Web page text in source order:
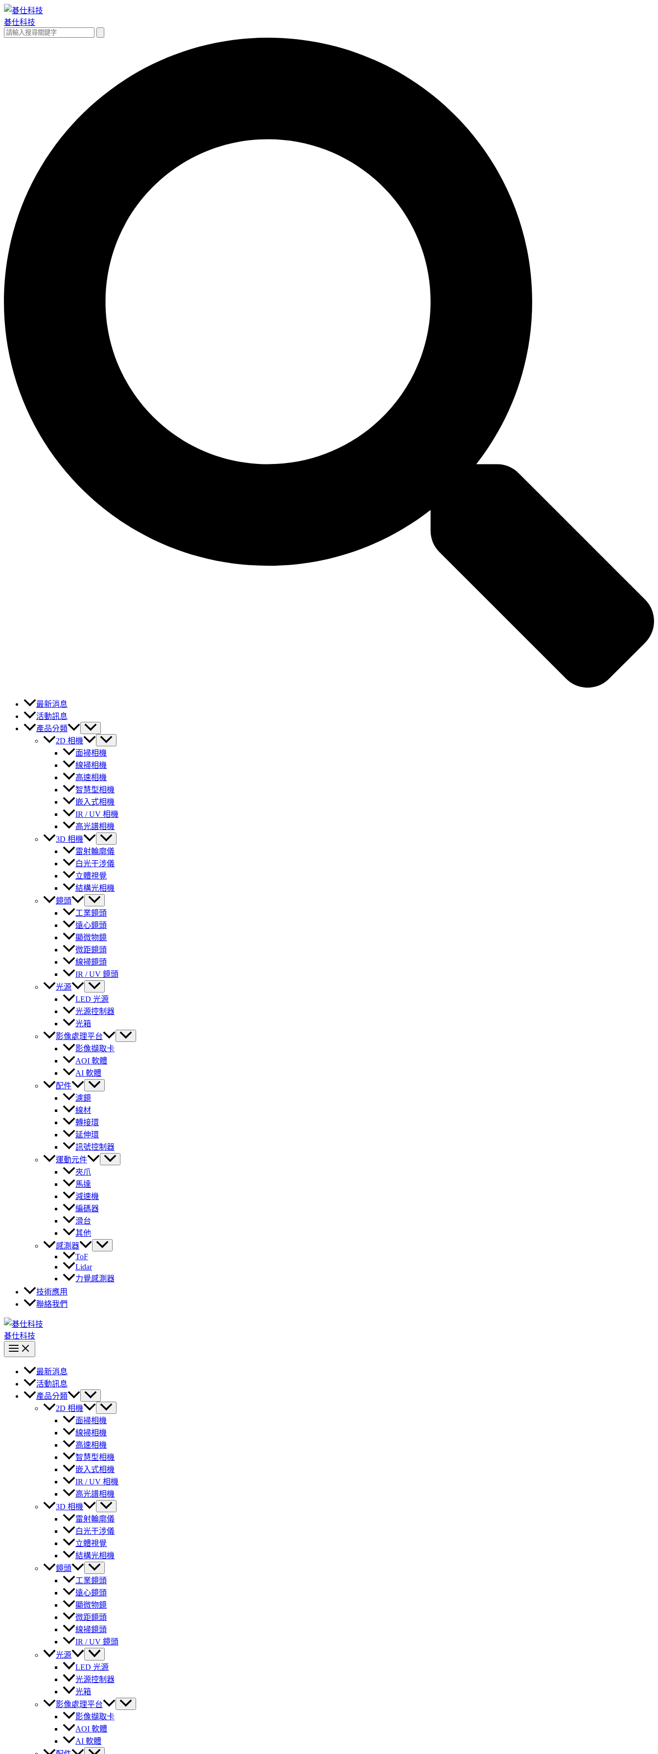
跳
至
主
碁仕科技
搜
最新消息
活動訊息
產品分類
2D 相機
面掃相機
線掃相機
高速相機
智慧型相機
嵌入式相機
IR / UV 相機
高光譜相機
3D 相機
雷射輪廓儀
白光干涉儀
立體視覺
結構光相機
鏡頭
工業鏡頭
遠心鏡頭
顯微物鏡
微距鏡頭
線掃鏡頭
IR / UV 鏡頭
光源
LED 光源
光源控制器
光箱
影像處理平台
影像擷取卡
AOI 軟體
AI 軟體
配件
濾鏡
線材
轉接環
延伸環
訊號控制器
運動元件
夾爪
馬達
減速機
編碼器
滑台
其他
感測器
ToF
Lidar
力覺感測器
技術應用
聯絡我們
碁仕科技
最新消息
活動訊息
產品分類
2D 相機
面掃相機
線掃相機
高速相機
智慧型相機
嵌入式相機
IR / UV 相機
高光譜相機
3D 相機
雷射輪廓儀
白光干涉儀
立體視覺
結構光相機
鏡頭
工業鏡頭
遠心鏡頭
顯微物鏡
微距鏡頭
線掃鏡頭
IR / UV 鏡頭
光源
LED 光源
光源控制器
光箱
影像處理平台
影像擷取卡
AOI 軟體
AI 軟體